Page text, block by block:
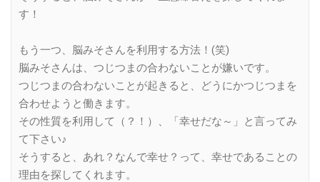
す！
もう一つ、脳みそさんを利用する方法！(笑)
脳みそさんは、つじつまの合わないことが嫌いです。
つじつまの合わないことが起きると、どうにかつじつまを
合わせようと働きます。
その性質を利用して（？！）、「幸せだな～」と言ってみ
て下さい♪
そうすると、あれ？なんで幸せ？って、幸せであることの
理由を探してくれます。